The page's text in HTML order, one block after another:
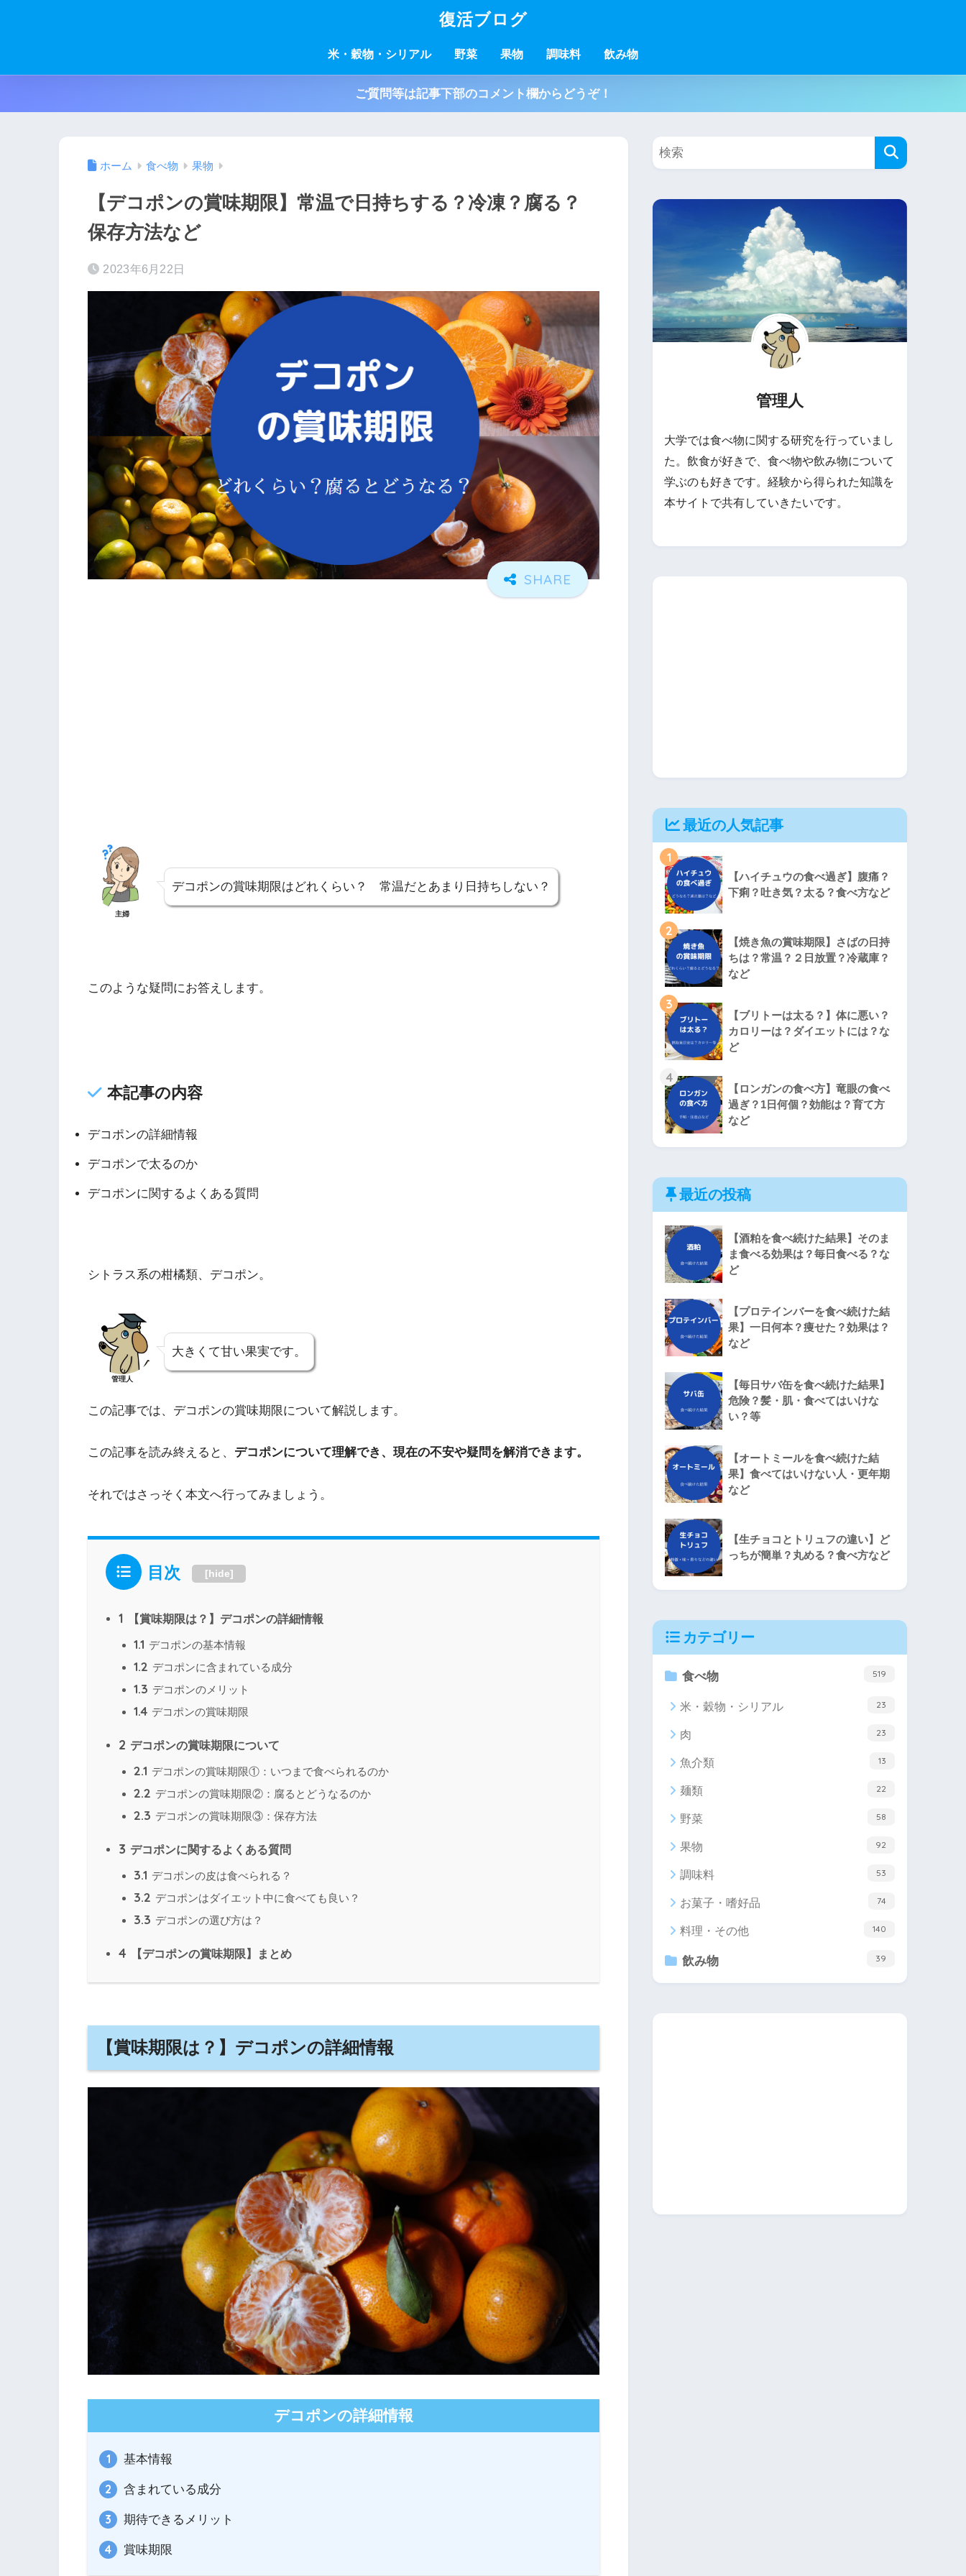
復活ブログ
米・穀物・シリアル 野菜 果物 調味料 飲み物
ご質問等は記事下部のコメント欄からどうぞ！
ホーム 食べ物 果物
【デコポンの賞味期限】常温で日持ちする？冷凍？腐る？
保存方法など
2023年6月22日
主婦
デコポンの賞味期限はどれくらい？ 常温だとあまり日持ちしない？
このような疑問にお答えします。
本記事の内容
デコポンの詳細情報
デコポンで太るのか
デコポンに関するよくある質問
シトラス系の柑橘類、デコポン。
管理人
大きくて甘い果実です。
この記事では、デコポンの賞味期限について解説します。
この記事を読み終えると、 デコポンについて理解でき、現在の不安や疑問を解消できます。
それではさっそく本文へ行ってみましょう。
目次 [hide]
1 【賞味期限は？】デコポンの詳細情報
1.1 デコポンの基本情報
1.2 デコポンに含まれている成分
1.3 デコポンのメリット
1.4 デコポンの賞味期限
2 デコポンの賞味期限について
2.1 デコポンの賞味期限①：いつまで食べられるのか
2.2 デコポンの賞味期限②：腐るとどうなるのか
2.3 デコポンの賞味期限③：保存方法
3 デコポンに関するよくある質問
3.1 デコポンの皮は食べられる？
3.2 デコポンはダイエット中に食べても良い？
3.3 デコポンの選び方は？
4 【デコポンの賞味期限】まとめ
【賞味期限は？】デコポンの詳細情報
デコポンの詳細情報
基本情報
含まれている成分
期待できるメリット
賞味期限
管理人
大学では食べ物に関する研究を行っていまし
た。飲食が好きで、食べ物や飲み物について
学ぶのも好きです。経験から得られた知識を
本サイトで共有していきたいです。
最近の人気記事
1
【ハイチュウの食べ過ぎ】腹痛？
下痢？吐き気？太る？食べ方など
2
【焼き魚の賞味期限】さばの日持
ちは？常温？２日放置？冷蔵庫？
など
3
【ブリトーは太る？】体に悪い？
カロリーは？ダイエットには？な
ど
4
【ロンガンの食べ方】竜眼の食べ
過ぎ？1日何個？効能は？育て方
など
最近の投稿
【酒粕を食べ続けた結果】そのま
ま食べる効果は？毎日食べる？な
ど
【プロテインバーを食べ続けた結
果】一日何本？痩せた？効果は？
など
【毎日サバ缶を食べ続けた結果】
危険？髪・肌・食べてはいけな
い？等
【オートミールを食べ続けた結
果】食べてはいけない人・更年期
など
【生チョコとトリュフの違い】ど
っちが簡単？丸める？食べ方など
カテゴリー
食べ物 519
米・穀物・シリアル 23
肉 23
魚介類 13
麺類 22
野菜 58
果物 92
調味料 53
お菓子・嗜好品 74
料理・その他 140
飲み物 39